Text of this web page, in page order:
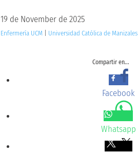
19 de November de 2025
Enfermería UCM Universidad Católica de Manizales
Compartir en...
Facebook
Whatsapp